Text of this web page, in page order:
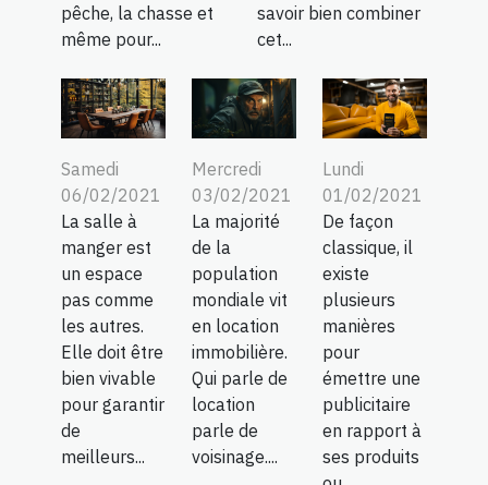
pêche, la chasse et
même pour...
savoir bien combiner
cet...
Samedi
06/02/2021
La salle à
manger est
un espace
pas comme
les autres.
Elle doit être
bien vivable
pour garantir
de
meilleurs...
Mercredi
03/02/2021
La majorité
de la
population
mondiale vit
en location
immobilière.
Qui parle de
location
parle de
voisinage....
Lundi
01/02/2021
De façon
classique, il
existe
plusieurs
manières
pour
émettre une
publicitaire
en rapport à
ses produits